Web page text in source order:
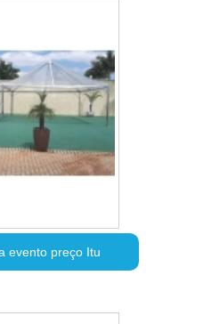
evento preço Itu